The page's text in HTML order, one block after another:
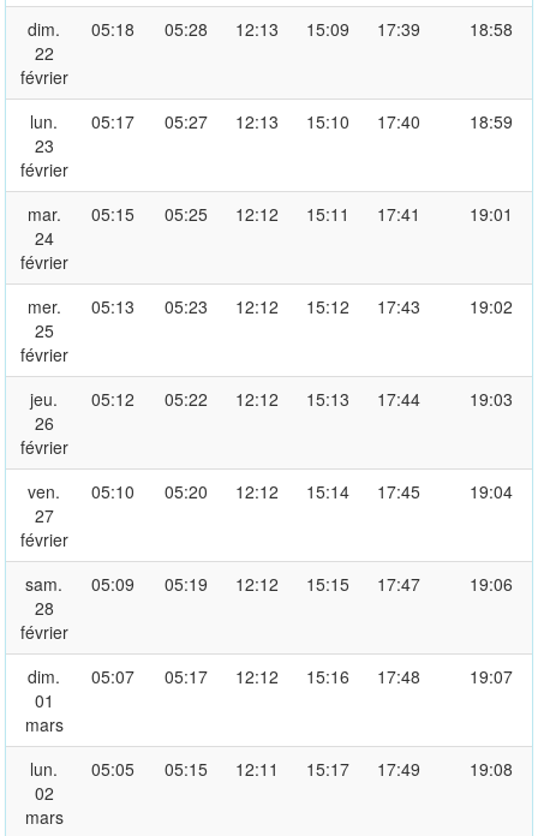
dim.
22
février
05:18 05:28 12:13 15:09 17:39 18:58
lun.
23
février
05:17 05:27 12:13 15:10 17:40 18:59
mar.
24
février
05:15 05:25 12:12 15:11 17:41 19:01
mer.
25
février
05:13 05:23 12:12 15:12 17:43 19:02
jeu.
26
février
05:12 05:22 12:12 15:13 17:44 19:03
ven.
27
février
05:10 05:20 12:12 15:14 17:45 19:04
sam.
28
février
05:09 05:19 12:12 15:15 17:47 19:06
dim.
01
mars
05:07 05:17 12:12 15:16 17:48 19:07
lun.
02
mars
05:05 05:15 12:11 15:17 17:49 19:08